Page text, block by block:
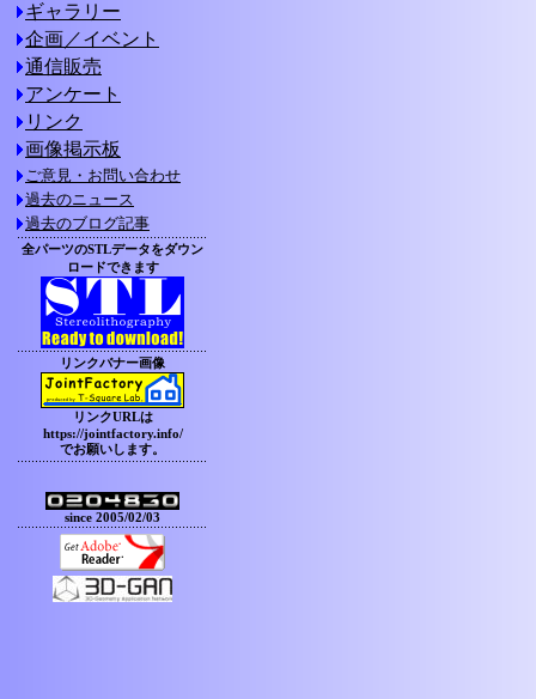
ギャラリー
企画／イベント
通信販売
アンケート
リンク
画像掲示板
ご意見・お問い合わせ
過去のニュース
過去のブログ記事
全パーツのSTLデータをダウン
ロードできます
リンクバナー画像
リンクURLは
https://jointfactory.info/
でお願いします。
since 2005/02/03